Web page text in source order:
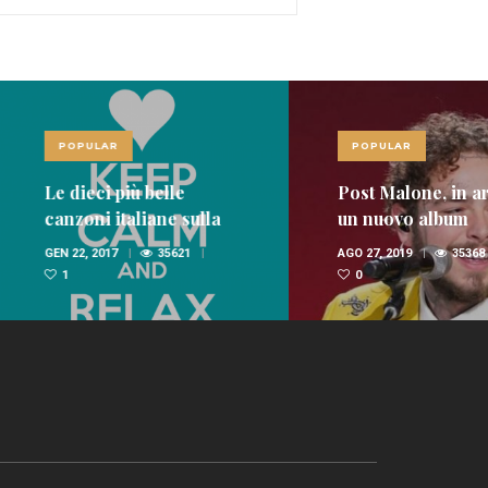
più belle
italiane sulla
35621
Post Malone, in arrivo
un nuovo album
35368